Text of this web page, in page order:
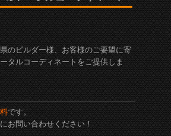
のビルダー様、お客様のご要望に寄
タルコーディネートをご提供しま
です。
お問い合わせください！